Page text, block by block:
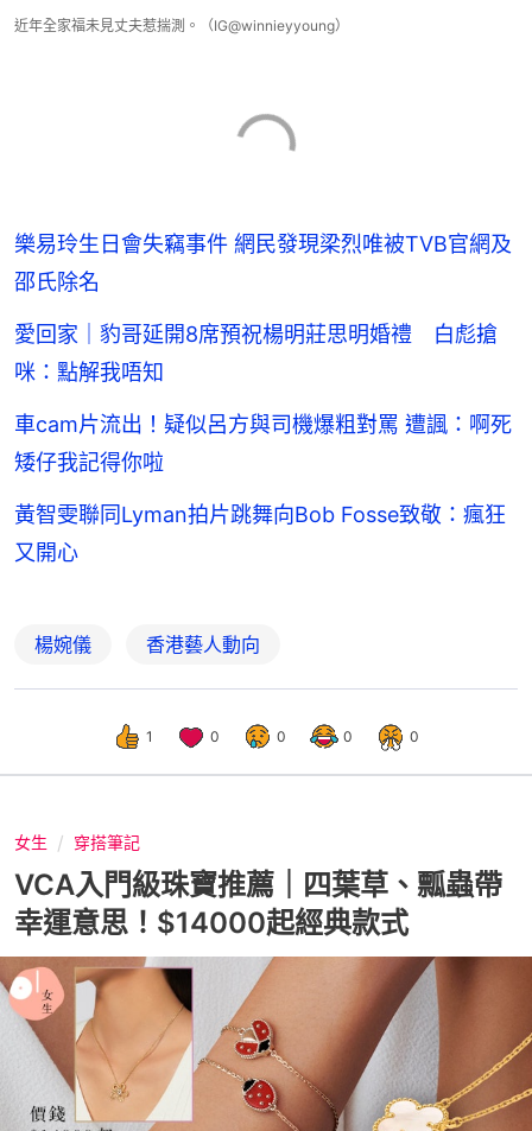
近年全家福未見丈夫惹揣測。（IG@winnieyyoung）
樂易玲生日會失竊事件 網民發現梁烈唯被TVB官網及
邵氏除名
愛回家｜豹哥延開8席預祝楊明莊思明婚禮 白彪搶
咪：點解我唔知
車cam片流出！疑似呂方與司機爆粗對罵 遭諷：啊死
矮仔我記得你啦
黃智雯聯同Lyman拍片跳舞向Bob Fosse致敬：瘋狂
又開心
楊婉儀 香港藝人動向
1 0 0 0 0
女生 穿搭筆記
VCA入門級珠寶推薦｜四葉草、瓢蟲帶
幸運意思！$14000起經典款式